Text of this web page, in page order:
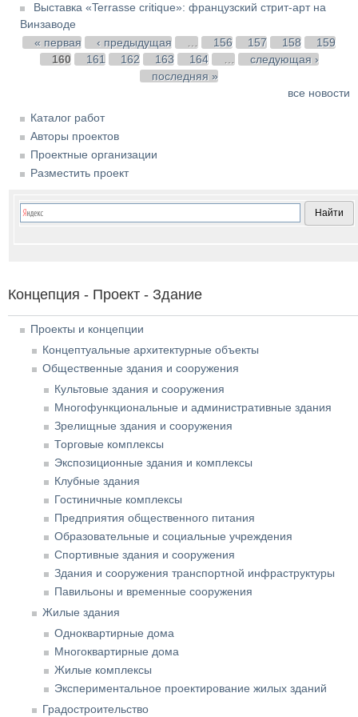
Выставка «Terrasse critique»: французский стрит-арт на
Винзаводе
Страницы
« первая ‹ предыдущая 156 157 158
159
160
161 162 163 164
следующая ›
последняя »
все новости
Каталог работ
Авторы проектов
Проектные организации
Разместить проект
Концепция - Проект - Здание
Проекты и концепции
Концептуальные архитектурные объекты
Общественные здания и сооружения
Культовые здания и сооружения
Многофункциональные и административные здания
Зрелищные здания и сооружения
Торговые комплексы
Экспозиционные здания и комплексы
Клубные здания
Гостиничные комплексы
Предприятия общественного питания
Образовательные и социальные учреждения
Спортивные здания и сооружения
Здания и сооружения транспортной инфраструктуры
Павильоны и временные сооружения
Жилые здания
Одноквартирные дома
Многоквартирные дома
Жилые комплексы
Экспериментальное проектирование жилых зданий
Градостроительство